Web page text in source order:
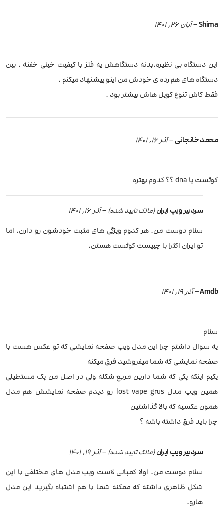
Shima
–آبان 26, 1401
این دستگاه بی نظیره.بدنه دستگاهش یه فلز با کیفیت خیلی خفنه . بین
دستگاه های هم رده ی خودش من اینو پیشنهاد میکنم .
فقط کاش تنوع کویل هاش بیشتر بود .
محمد خانجانی–آذر 16, 1401
کوئست یا dna ؟؟ کدوم بهتره
سردبیر ویپ ایران(مالک تایید شده) –آذر 16, 1401
سلام دوست من. هر کدوم ویژگی های مثبت خودشون رو دارن. اما
تو ایران اکثرا با چیپست کوئست هستن.
Amdb
–آذر 19, 1401
سلام
یه سوال داشتم چرا این مدل ویپ صفحه نمایشی که تو عکس هست با
صفحه نمایشی که شما میفروشید فرق میکنه
یکیم اینکه پکی که شما دارین مربع شکله ولی در اصل من پک مستطیلی
همین ویپ مدل lost vape grus رو دیدم صفحه نمایشش هم مدل
همون عکسیه که بالا گذاشتین
چرا باید فرق داشته باشه ؟
سردبیر ویپ ایران(مالک تایید شده) –آذر 19, 1401
سلام دوست من. اولا کمپانی لاست ویپ مدل های مختلفی با این
شکل ظاهری داشته که ممکنه شما با هم اشتباه بگیرید این مدل
هارو.